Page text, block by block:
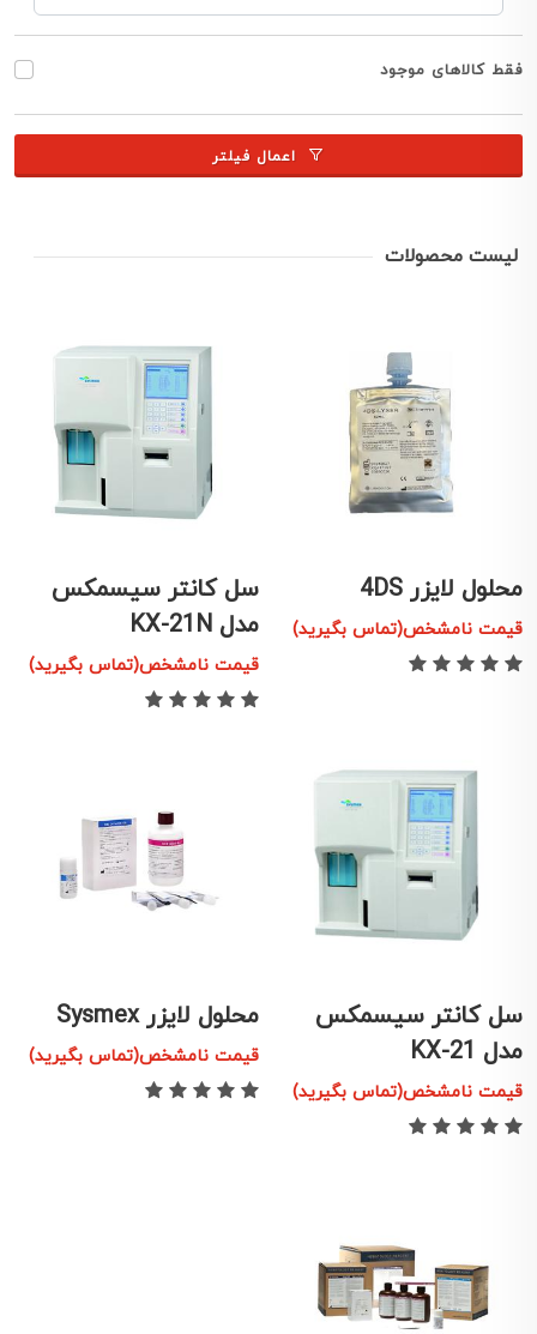
فقط کالاهای موجود
اعمال فیلتر
لیست محصولات
محلول لایزر 4DS
قیمت نامشخص(تماس بگیرید)
سل کانتر سیسمکس
مدل KX-21N
قیمت نامشخص(تماس بگیرید)
سل کانتر سیسمکس
مدل KX-21
قیمت نامشخص(تماس بگیرید)
محلول لایزر Sysmex
قیمت نامشخص(تماس بگیرید)